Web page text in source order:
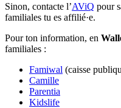
Sinon, contacte l’AViQ pour
familiales tu es affilié·e.
Pour ton information, en
familiales :
Famiwal (caisse
Camille
Parentia
Kidslife